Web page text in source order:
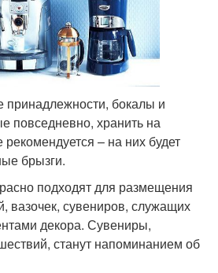
принадлежности, бокалы и
повседневно, хранить на
– на них будет
брызги.
подходят для размещения
вазочек, сувениров, служащих
декора. Сувениры,
станут напоминанием об